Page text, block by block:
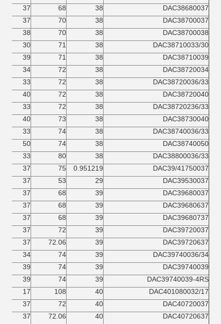
DAC38680037
38
68
37
DAC38700037
38
70
37
DAC38700038
38
70
38
DAC38710033/30
38
71
30
DAC38710039
38
71
39
DAC38720034
38
72
34
DAC38720036/33
38
72
33
DAC38720040
38
72
40
DAC38720236/33
38
72
33
DAC38730040
38
73
40
DAC38740036/33
38
74
33
DAC38740050
38
74
50
DAC38800036/33
38
80
33
DAC39/41750037
0.951219
75
37
DAC39530037
29
53
37
DAC39680037
39
68
37
DAC39680637
39
68
37
DAC39680737
39
68
37
DAC39720037
39
72
37
DAC39720637
39
72.06
37
DAC39740036/34
39
74
34
DAC39740039
39
74
39
DAC39740039-4RS
39
74
39
DAC401080032/17
40
108
17
DAC40720037
40
72
37
DAC40720637
40
72.06
37